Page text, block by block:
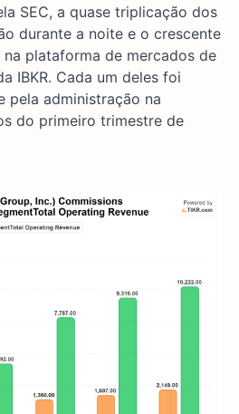
SEC, a quase triplicação dos
durante a noite e o crescente
plataforma de mercados de
IBKR. Cada um deles foi
pela administração na
do primeiro trimestre de